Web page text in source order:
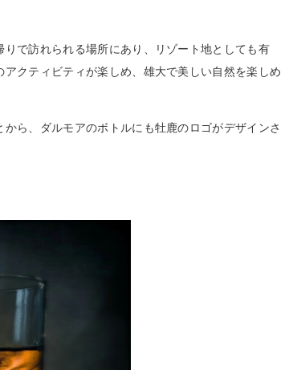
で訪れられる場所にあり、リゾート地としても有
クティビティが楽しめ、雄大で美しい自然を楽しめ
ら、ダルモアのボトルにも牡鹿のロゴがデザインさ